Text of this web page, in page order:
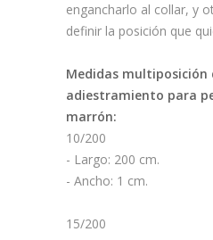
engancharlo al collar, y
definir la posición que
Medidas multiposición
adiestramiento para
marrón:
10/200
- Largo: 200 cm.
- Ancho: 1 cm.
15/200